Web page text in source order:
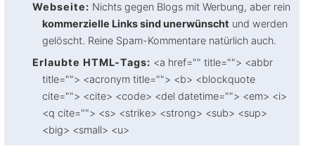
Webseite: Nichts gegen Blogs mit Werbung, aber rein
kommerzielle Links sind unerwünscht und werden
gelöscht. Reine Spam-Kommentare natürlich auch.
Erlaubte HTML-Tags: <a href="" title=""> <abbr
title=""> <acronym title=""> <b> <blockquote
cite=""> <cite> <code> <del datetime=""> <em> <i>
<q cite=""> <s> <strike> <strong> <sub> <sup>
<big> <small> <u>